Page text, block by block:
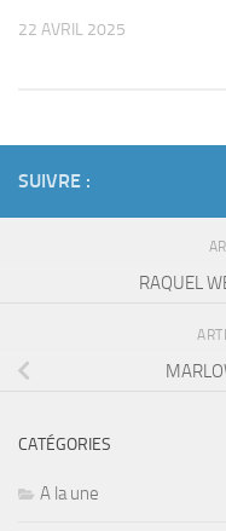
22 AVRIL 2025
SUIVRE :
RAQUEL
CATÉGORIES
A la une